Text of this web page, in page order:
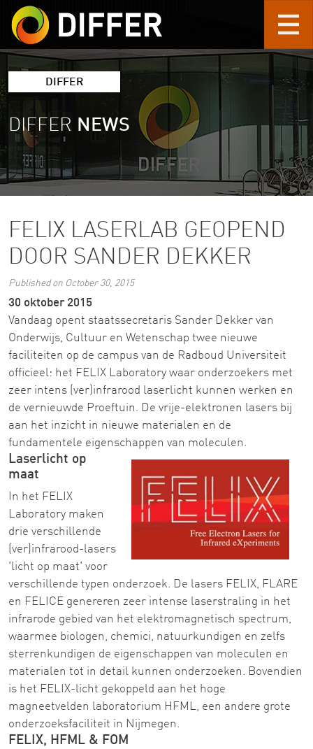
Skip to main content
DIFFER
DIFFER NEWS
FELIX LASERLAB GEOPEND
DOOR SANDER DEKKER
Published on October 30, 2015
30 oktober 2015
Vandaag opent staatssecretaris Sander Dekker van
Onderwijs, Cultuur en Wetenschap twee nieuwe
faciliteiten op de campus van de Radboud Universiteit
officieel: het FELIX Laboratory waar onderzoekers met
zeer intens (ver)infrarood laserlicht kunnen werken en
de vernieuwde Proeftuin. De vrije-elektronen lasers bij
aan het inzicht in nieuwe materialen en de
fundamentele eigenschappen van moleculen.
Laserlicht op
maat
In het FELIX
Laboratory maken
drie verschillende
(ver)infrarood-lasers
'licht op maat' voor
verschillende typen onderzoek. De lasers FELIX, FLARE
en FELICE genereren zeer intense laserstraling in het
infrarode gebied van het elektromagnetisch spectrum,
waarmee biologen, chemici, natuurkundigen en zelfs
sterrenkundigen de eigenschappen van moleculen en
materialen tot in detail kunnen onderzoeken. Bovendien
is het FELIX-licht gekoppeld aan het hoge
magneetvelden laboratorium HFML, een andere grote
onderzoeksfaciliteit in Nijmegen.
FELIX, HFML & FOM